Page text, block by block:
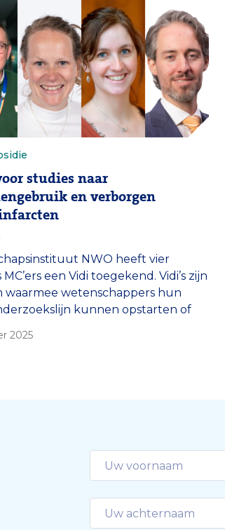
studies naar
en verborgen
NWO heeft vier
MC’ers een Vidi toegekend. Vidi’s zijn
waarmee wetenschappers hun
kunnen opstarten of
2025